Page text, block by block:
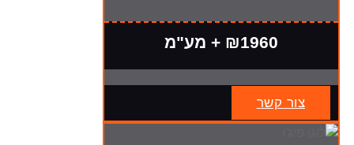
₪1960 + מע"מ
צור קשר